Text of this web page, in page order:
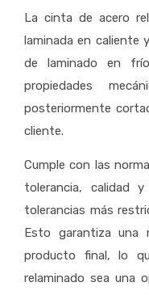
La cinta de acero
laminada en caliente
de laminado en
propiedades
posteriormente
cliente.
Cumple con las
tolerancia, calidad
tolerancias más
Esto garantiza una
producto final, lo
relaminado sea una